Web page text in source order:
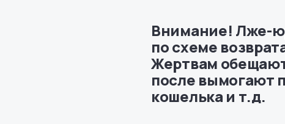
Внимание! Лже-
по схеме
Жертвам
после вымогают
кошелька и т.д.